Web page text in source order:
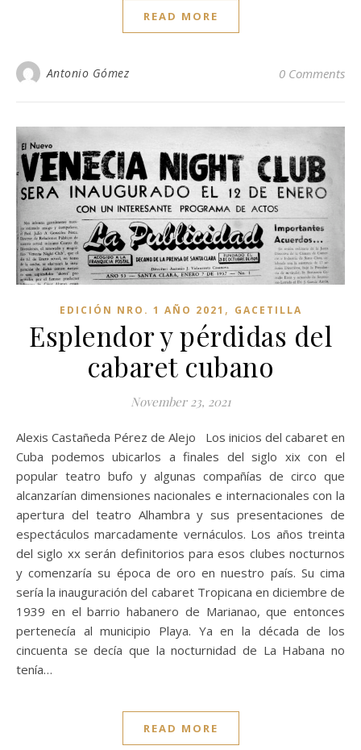
READ MORE
Antonio Gómez 0 Comments
EDICIÓN NRO. 1 AÑO 2021 , GACETILLA
Esplendor y pérdidas del
cabaret cubano
November 23, 2021
Alexis Castañeda Pérez de Alejo Los inicios del cabaret en
Cuba podemos ubicarlos a finales del siglo xix con el
popular teatro bufo y algunas compañías de circo que
alcanzarían dimensiones nacionales e internacionales con la
apertura del teatro Alhambra y sus presentaciones de
espectáculos marcadamente vernáculos. Los años treinta
del siglo xx serán definitorios para esos clubes nocturnos
y comenzaría su época de oro en nuestro país. Su cima
sería la inauguración del cabaret Tropicana en diciembre de
1939 en el barrio habanero de Marianao, que entonces
pertenecía al municipio Playa. Ya en la década de los
cincuenta se decía que la nocturnidad de La Habana no
tenía…
READ MORE